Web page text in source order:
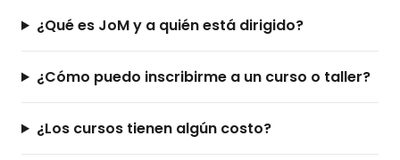
¿Qué es JoM y a quién está dirigido?
¿Cómo puedo inscribirme a un curso o taller?
¿Los cursos tienen algún costo?